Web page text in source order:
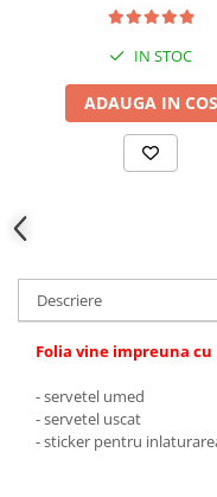
protectie la camere
Negru
IN STOC
ADAUGA IN COS
Descriere
Folia vine impreuna
- servetel umed
- servetel uscat
- sticker pentru